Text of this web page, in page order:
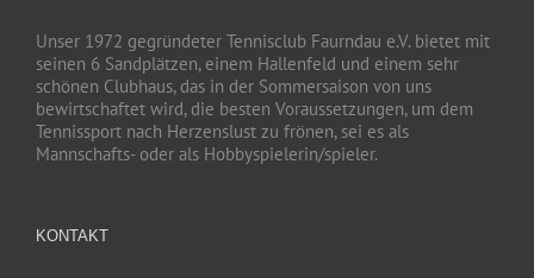
Unser 1972 gegründeter Tennisclub Faurndau e.V. bietet mit
seinen 6 Sandplätzen, einem Hallenfeld und einem sehr
schönen Clubhaus, das in der Sommersaison von uns
bewirtschaftet wird, die besten Voraussetzungen, um dem
Tennissport nach Herzenslust zu frönen, sei es als
Mannschafts- oder als Hobbyspielerin/spieler.
KONTAKT